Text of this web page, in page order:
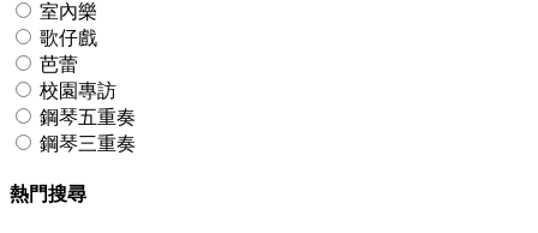
室內樂
歌仔戲
芭蕾
校園專訪
鋼琴五重奏
鋼琴三重奏
熱門搜尋